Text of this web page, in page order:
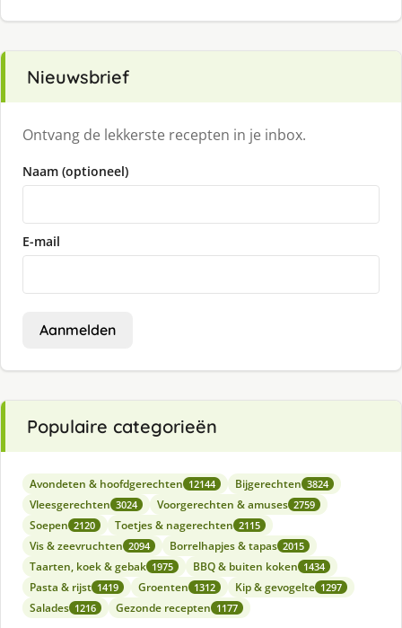
Nieuwsbrief
Ontvang de lekkerste recepten in je inbox.
Naam (optioneel)
E-mail
Aanmelden
Populaire categorieën
Avondeten & hoofdgerechten 12144 Bijgerechten 3824
Vleesgerechten 3024 Voorgerechten & amuses 2759
Soepen 2120 Toetjes & nagerechten 2115
Vis & zeevruchten 2094 Borrelhapjes & tapas 2015
Taarten, koek & gebak 1975 BBQ & buiten koken 1434
Pasta & rijst 1419 Groenten 1312 Kip & gevogelte 1297
Salades 1216 Gezonde recepten 1177